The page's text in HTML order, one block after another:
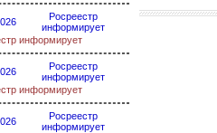
Росреестр
информирует
информирует
Росреестр
информирует
информирует
Росреестр
информирует